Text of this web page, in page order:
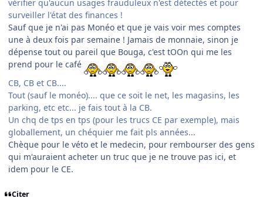
vérifier qu'aucun usages frauduleux n'est détectés et pour
surveiller l'état des finances !
Sauf que je n'ai pas Monéo et que je vais voir mes comptes
une à deux fois par semaine ! Jamais de monnaie, sinon je
dépense tout ou pareil que Bouga, c'est tOOn qui me les
prend pour le café
CB, CB et CB....
Tout (sauf le monéo).... que ce soit le net, les magasins, les
parking, etc etc... je fais tout à la CB.
Un chq de tps en tps (pour les trucs CE par exemple), mais
globallement, un chéquier me fait pls années...
Chèque pour le véto et le medecin, pour rembourser des gens
qui m'auraient acheter un truc que je ne trouve pas ici, et
idem pour le CE.
Citer